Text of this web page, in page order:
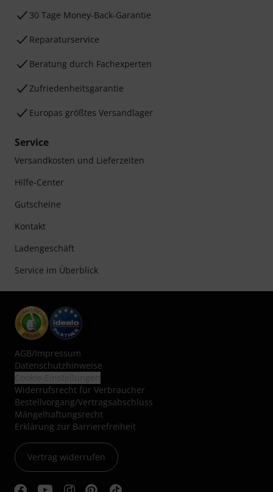
30 Tage Money-Back-Garantie
Reparaturservice
Beratung durch Fachexperten
Zufriedenheitsgarantie
Europas größtes Versandlager
Service
Versandkosten und Lieferzeiten
Hilfe-Center
Gutscheine
Kontakt
Ladengeschäft
Service im Überblick
AGB/Impressum
Datenschutzhinweise
Widerrufsrecht für Verbraucher
Bestellvorgang/Vertragsabschluss
Mängelhaftungsrecht
Erklärung zur Barrierefreiheit
Vertrag widerrufen